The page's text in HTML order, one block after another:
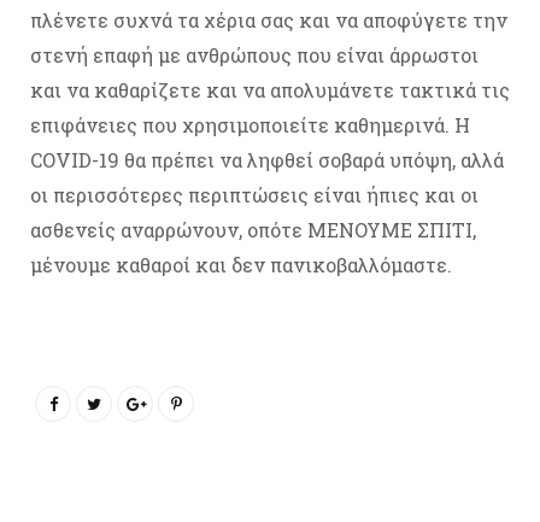
πλένετε συχνά τα χέρια σας και να αποφύγετε την
στενή επαφή με ανθρώπους που είναι άρρωστοι
και να καθαρίζετε και να απολυμάνετε τακτικά τις
επιφάνειες που χρησιμοποιείτε καθημερινά. Η
COVID-19 θα πρέπει να ληφθεί σοβαρά υπόψη, αλλά
οι περισσότερες περιπτώσεις είναι ήπιες και οι
ασθενείς αναρρώνουν, οπότε ΜΕΝΟΥΜΕ ΣΠΙΤΙ,
μένουμε καθαροί και δεν πανικοβαλλόμαστε.